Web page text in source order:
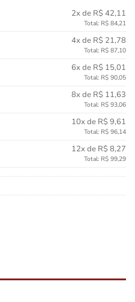
2x de R$ 42,11
Total: R$ 84,21
4x de R$ 21,78
Total: R$ 87,10
6x de R$ 15,01
Total: R$ 90,05
8x de R$ 11,63
Total: R$ 93,06
10x de R$ 9,61
Total: R$ 96,14
12x de R$ 8,27
Total: R$ 99,29